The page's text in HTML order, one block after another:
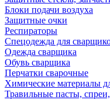
Блоки подачи воздуха
Защитные очки
Респираторы
Спецодежда для
Одежда сварщика
Обувь сварщика
Перчатки сварочные
Химические материалы
Травильные пасты,